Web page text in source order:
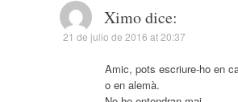
Ximo dice:
21 de julio de 2016 at 20:37
Amic, pots escriure-ho en
o en alemà.